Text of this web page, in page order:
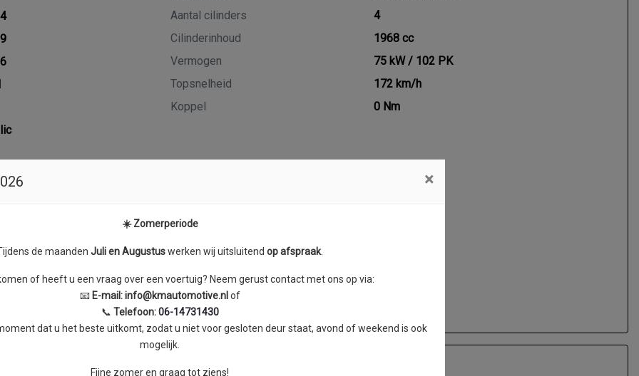
Aantal cilinders
4
Cilinderinhoud
1968 cc
Vermogen
75 kW / 102 PK
Topsnelheid
172 km/h
Koppel
0 Nm
×
☀️ Zomerperiode
de maanden Juli en Augustuswerken wij uitsluitend op afspraak.
of heeft u een vraag over een voertuig? Neem gerust contact met ons op via:
📧 E-mail:info@kmautomotive.nl of
📞 Telefoon:06-14731430
dat u het beste uitkomt, zodat u niet voor gesloten deur staat, avond of weekend is ook
mogelijk.
Fijne zomer en graag tot ziens!